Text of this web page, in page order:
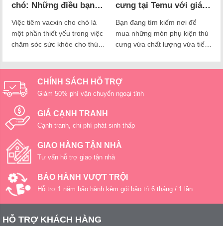
chó: Những điều bạn
Việc tiêm vacxin cho chó là
một phần thiết yếu trong việc
chăm sóc sức khỏe cho thú
nguy hiểm, việc tuân thủ lịch
tiêm vaccine đúng thời gian là
rất quan trọng. Bài viết này sẽ
cung cấp hướng dẫn chi tiết…
cưng tại Temu với giá
siêu rẻ từ A – Z
Bạn đang tìm kiếm nơi để
mua những món phụ kiện thú
cưng vừa chất lượng vừa tiết
mua sắm thông minh trên
Temu – nền tảng mua sắm
trực tuyến nổi tiếng với hàng
đến…
CHÍNH SÁCH HỖ TRỢ
Giảm 50% phí vận chuyển ngoại tỉnh
GIÁ CẠNH TRANH
Cạnh tranh, chi phí phát sinh thấp
GIAO HÀNG TẬN NHÀ
Tư vấn hỗ trợ giao tận nhà
BẢO HÀNH VƯỢT TRỘI
Hỗ trợ 1 năm bảo hành kèm gói bảo trì 6 tháng / 1 lần
HỖ TRỢ KHÁCH HÀNG